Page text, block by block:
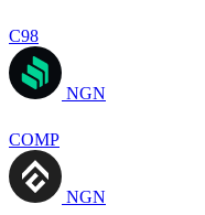
C98
NGN
COMP
NGN